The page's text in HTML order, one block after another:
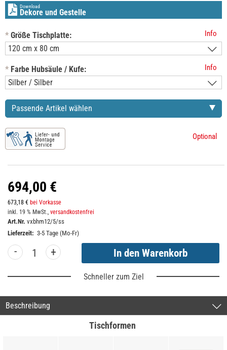
Download
Dekore und Gestelle
* Größe Tischplatte: Info
* Farbe Hubsäule / Kufe: Info
Passende Artikel wählen
Optional
694,00 €
673,18 € bei Vorkasse
inkl. 19 % MwSt., versandkostenfrei
Art.Nr. vxbhm12/5/ss
Lieferzeit: 3-5 Tage (Mo-Fr)
- +
Schneller zum Ziel
Beschreibung
Tischformen